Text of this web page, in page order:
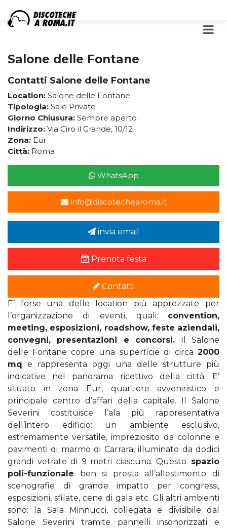
Salone delle Fontane
Contatti Salone delle Fontane
Location: Salone delle Fontane
Tipologia: Sale Private
Giorno Chiusura: Sempre aperto
Indirizzo: Via Ciro il Grande, 10/12
Zona: Eur
Città: Roma
WhatsApp
info@discotechearoma.it
invia email
Prenota festa
Contatti
E’ forse una delle location più apprezzate per
l’organizzazione di eventi, quali: convention,
meeting, esposizioni, roadshow, feste aziendali,
convegni, presentazioni e concorsi. Il Salone
delle Fontane copre una superficie di circa 2000
mq e rappresenta oggi una delle strutture più
indicative nel panorama ricettivo della città. E’
situato in zona Eur, quartiere avveniristico e
principale centro d’affari della capitale. Il Salone
Severini costituisce l’ala più rappresentativa
dell’intero edificio: un ambiente esclusivo,
estremamente versatile, impreziosito da colonne e
pavimenti di marmo di Carrara, illuminato da dodici
grandi vetrate di 9 metri ciascuna. Questo spazio
poli-funzionale ben si presta all’allestimento di
scenografie di grande impatto per congressi,
esposizioni, sfilate, cene di gala etc. Gli altri ambienti
sono: la Sala Minnucci, collegata e divisibile dal
Salone Severini tramite pannelli insonorizzati e